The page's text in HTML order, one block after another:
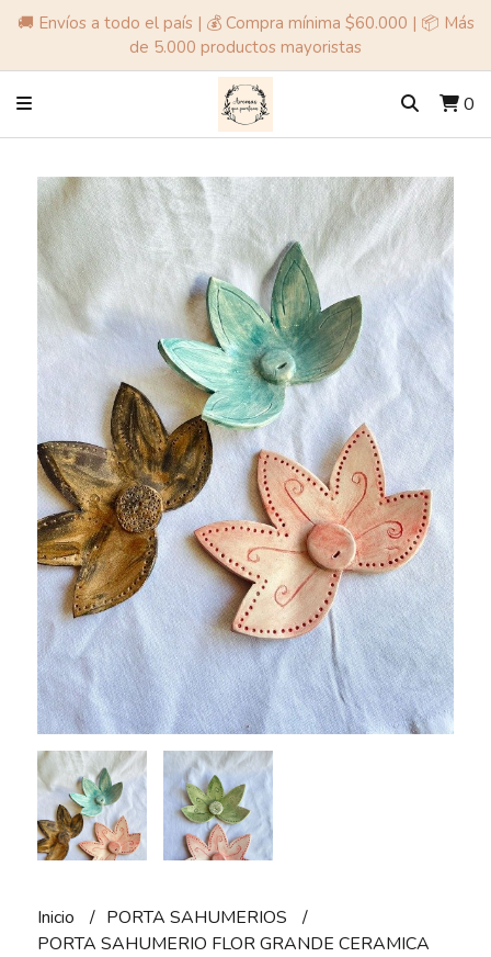
🚚 Envíos a todo el país | 💰 Compra mínima $60.000 | 📦 Más
de 5.000 productos mayoristas
0
Inicio
PORTA SAHUMERIOS
PORTA SAHUMERIO FLOR GRANDE CERAMICA